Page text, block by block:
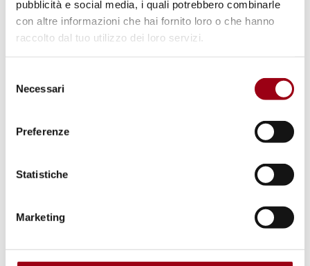
pubblicità e social media, i quali potrebbero combinarle
con altre informazioni che hai fornito loro o che hanno
raccolto dal tuo utilizzo dei loro servizi.
delNecessari
Preferenze
Statistiche
Marketing
150 days in Nepal with the European Voluntary
Service (EVS)